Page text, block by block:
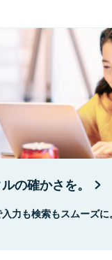
の確かさを。
力も検索もスムーズに。